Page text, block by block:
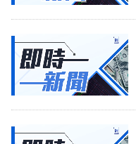
業
科
技